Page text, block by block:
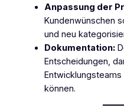
Anpassung der
Kundenwünschen
und neu
Dokumentation:
Entscheidungen,
können.